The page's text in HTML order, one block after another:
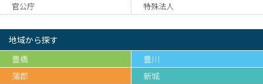
官公庁
特殊法人
地域から探す
豊橋
豊川
蒲郡
新城